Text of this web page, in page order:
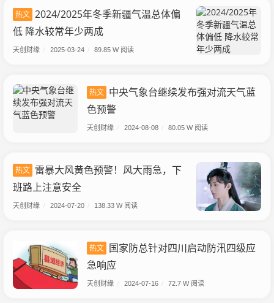
热文 2024/2025年冬季新疆气温总体偏
低 降水较常年少两成
天创财缘 2025-03-24 89.85 W 阅读
热文 中央气象台继续发布强对流天气蓝
色预警
天创财缘 2024-08-08 80.05 W 阅读
热文 雷暴大风黄色预警！风大雨急，下
班路上注意安全
天创财缘 2024-07-20 138.33 W 阅读
热文 国家防总针对四川启动防汛四级应
急响应
天创财缘 2024-07-16 72.7 W 阅读